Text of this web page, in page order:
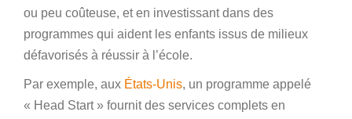
ou peu coûteuse, et en investissant dans des
programmes qui aident les enfants issus de milieux
défavorisés à réussir à l’école.
Par exemple, aux États-Unis, un programme appelé
« Head Start » fournit des services complets en